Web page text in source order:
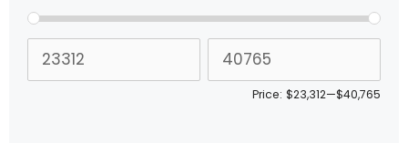
Price: $23,312—$40,765